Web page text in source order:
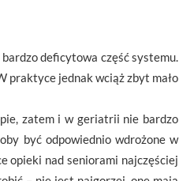
deficytowa część systemu.
praktyce jednak wciąż zbyt mało
zatem i w geriatrii nie bardzo
być odpowiednio wdrożone w
opieki nad seniorami najczęściej